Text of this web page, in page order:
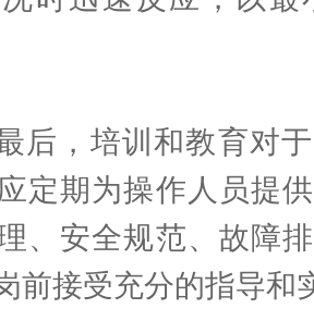
，培训和教育对于
定期为操作人员提
、安全规范、故障
前接受充分的指导和